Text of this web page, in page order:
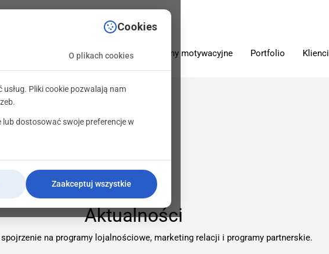
O firmie Oferta Programy motywacyjne Portfolio Klienci
Aktualności
na programy lojalnościowe, marketing relacji i programy partnerskie.
Cookies
O plikach cookies
Pliki cookie pozwalają nam
dostosować swoje preferencje w
Zaakceptuj wszystkie